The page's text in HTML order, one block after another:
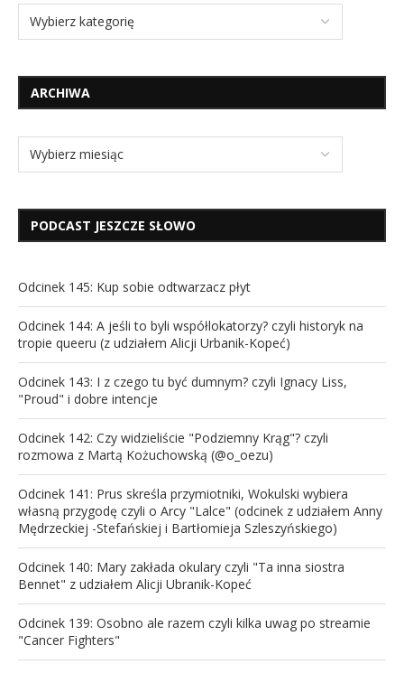
ARCHIWA
PODCAST JESZCZE SŁOWO
Odcinek 145: Kup sobie odtwarzacz płyt
Odcinek 144: A jeśli to byli współlokatorzy? czyli historyk na
tropie queeru (z udziałem Alicji Urbanik-Kopeć)
Odcinek 143: I z czego tu być dumnym? czyli Ignacy Liss,
"Proud" i dobre intencje
Odcinek 142: Czy widzieliście "Podziemny Krąg"? czyli
rozmowa z Martą Kożuchowską (@o_oezu)
Odcinek 141: Prus skreśla przymiotniki, Wokulski wybiera
własną przygodę czyli o Arcy "Lalce" (odcinek z udziałem Anny
Mędrzeckiej -Stefańskiej i Bartłomieja Szleszyńskiego)
Odcinek 140: Mary zakłada okulary czyli "Ta inna siostra
Bennet" z udziałem Alicji Ubranik-Kopeć
Odcinek 139: Osobno ale razem czyli kilka uwag po streamie
"Cancer Fighters"